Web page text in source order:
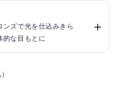
ンズで光を仕込みきら
的な目もとに